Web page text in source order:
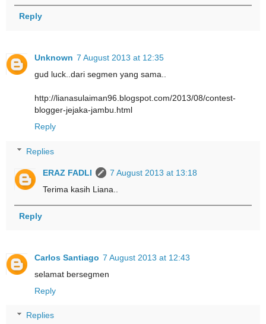
Reply
Unknown 7 August 2013 at 12:35
gud luck..dari segmen yang sama..
http://lianasulaiman96.blogspot.com/2013/08/contest-
blogger-jejaka-jambu.html
Reply
Replies
ERAZ FADLI
7 August 2013 at 13:18
Terima kasih Liana..
Reply
Carlos Santiago 7 August 2013 at 12:43
selamat bersegmen
Reply
Replies